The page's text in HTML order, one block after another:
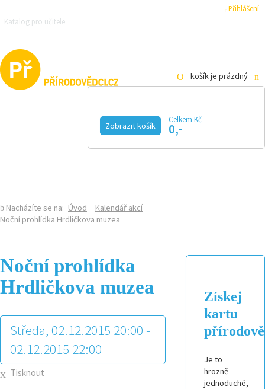
Přihlášení
Katalog pro učitele
košík je prázdný
Zobrazit košík
Celkem Kč
0,-
Nacházíte se na: Úvod
Kalendář akcí
Noční prohlídka Hrdličkova muzea
Noční prohlídka
Hrdličkova muzea
Středa, 02.12.2015 20:00 -
02.12.2015 22:00
Tisknout
Získej
kartu
Je to
hrozně
jednoduché,